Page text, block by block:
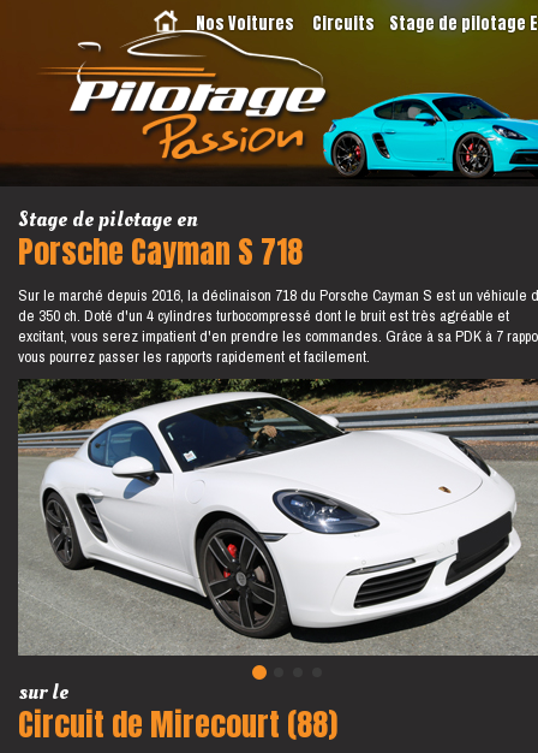
Nos Voitures Circuits Stage de pilotage
Stage de pilotage en
Porsche Cayman S 718
Sur le marché depuis 2016, la déclinaison 718 du Porsche Cayman S est un véhicule
de 350 ch. Doté d'un 4 cylindres turbocompressé dont le bruit est très agréable et
excitant, vous serez impatient d'en prendre les commandes. Grâce à sa PDK à 7
vous pourrez passer les rapports rapidement et facilement.
sur le
Circuit de Mirecourt (88)